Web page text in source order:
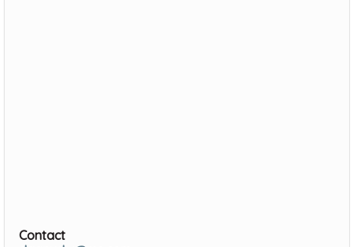
Contact